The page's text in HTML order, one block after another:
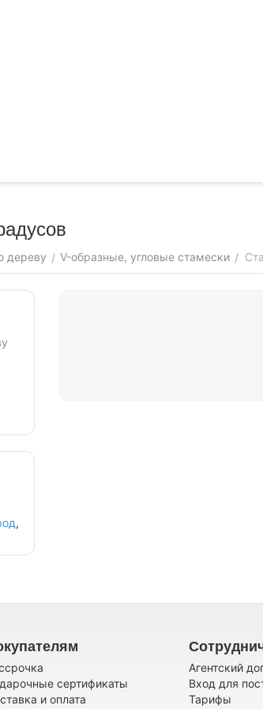
дереву / V-образные, угловые стамески /
,
сертификаты
и оплата
Агентский
Вход для
Тарифы